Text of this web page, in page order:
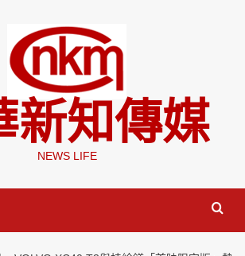
新知傳媒
NEWS LIFE